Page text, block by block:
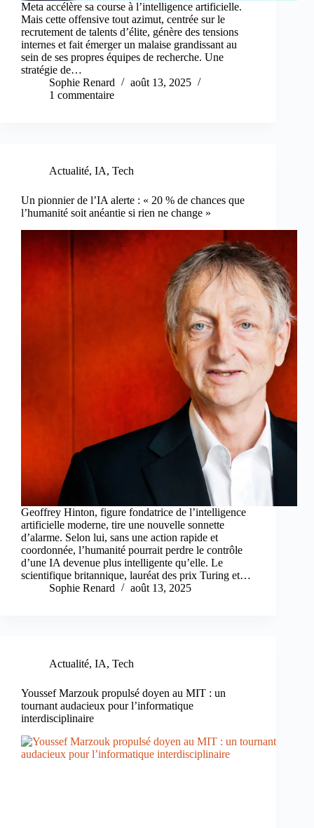
Meta accélère sa course à l’intelligence artificielle.
Mais cette offensive tout azimut, centrée sur le
recrutement de talents d’élite, génère des tensions
internes et fait émerger un malaise grandissant au
sein de ses propres équipes de recherche. Une
stratégie de…
Sophie Renard
août 13, 2025
1 commentaire
Actualité, IA, Tech
Un pionnier de l’IA alerte : « 20 % de chances que
l’humanité soit anéantie si rien ne change »
Geoffrey Hinton, figure fondatrice de l’intelligence
artificielle moderne, tire une nouvelle sonnette
d’alarme. Selon lui, sans une action rapide et
coordonnée, l’humanité pourrait perdre le contrôle
d’une IA devenue plus intelligente qu’elle. Le
scientifique britannique, lauréat des prix Turing et…
Sophie Renard
août 13, 2025
Actualité, IA, Tech
Youssef Marzouk propulsé doyen au MIT : un
tournant audacieux pour l’informatique
interdisciplinaire